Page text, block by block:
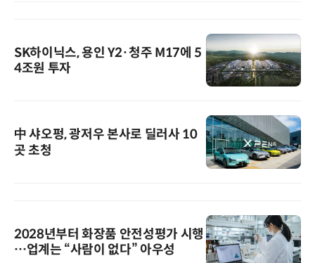
SK하이닉스, 용인 Y2·청주 M17에 5
4조원 투자
中 샤오펑, 광저우 본사로 딜러사 10
곳 초청
2028년부터 화장품 안전성평가 시행
…업계는 “사람이 없다” 아우성